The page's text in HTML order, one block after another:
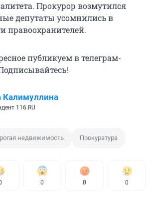
Прокурор возмутился
депутаты усомнились в
правоохранителей.
публикуем в телеграм-
Калимуллина
116.RU
недвижимость Прокуратура
0 0 0